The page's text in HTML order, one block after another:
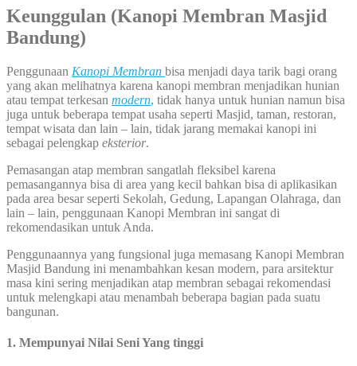
Keunggulan (Kanopi Membran Masjid
Bandung)
Penggunaan Kanopi Membran bisa menjadi daya tarik bagi orang
yang akan melihatnya karena kanopi membran menjadikan hunian
atau tempat terkesan modern, tidak hanya untuk hunian namun bisa
juga untuk beberapa tempat usaha seperti Masjid, taman, restoran,
tempat wisata dan lain – lain, tidak jarang memakai kanopi ini
sebagai pelengkap eksterior.
Pemasangan atap membran sangatlah fleksibel karena
pemasangannya bisa di area yang kecil bahkan bisa di aplikasikan
pada area besar seperti Sekolah, Gedung, Lapangan Olahraga, dan
lain – lain, penggunaan Kanopi Membran ini sangat di
rekomendasikan untuk Anda.
Penggunaannya yang fungsional juga memasang Kanopi Membran
Masjid Bandung ini menambahkan kesan modern, para arsitektur
masa kini sering menjadikan atap membran sebagai rekomendasi
untuk melengkapi atau menambah beberapa bagian pada suatu
bangunan.
1. Mempunyai Nilai Seni Yang tinggi